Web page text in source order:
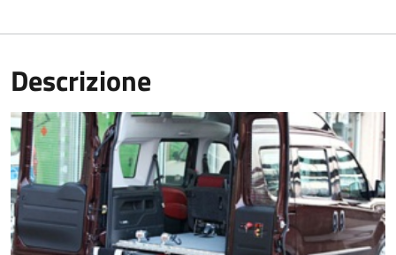
Descrizione